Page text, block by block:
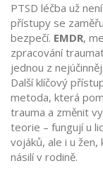
PTSD léčba už
přístupy se
bezpečí. EMDR,
zpracování
jednou z
Další klíčový
metoda, která
trauma a změnit
teorie – fungují u
vojáků, ale i u
násilí v rodině.